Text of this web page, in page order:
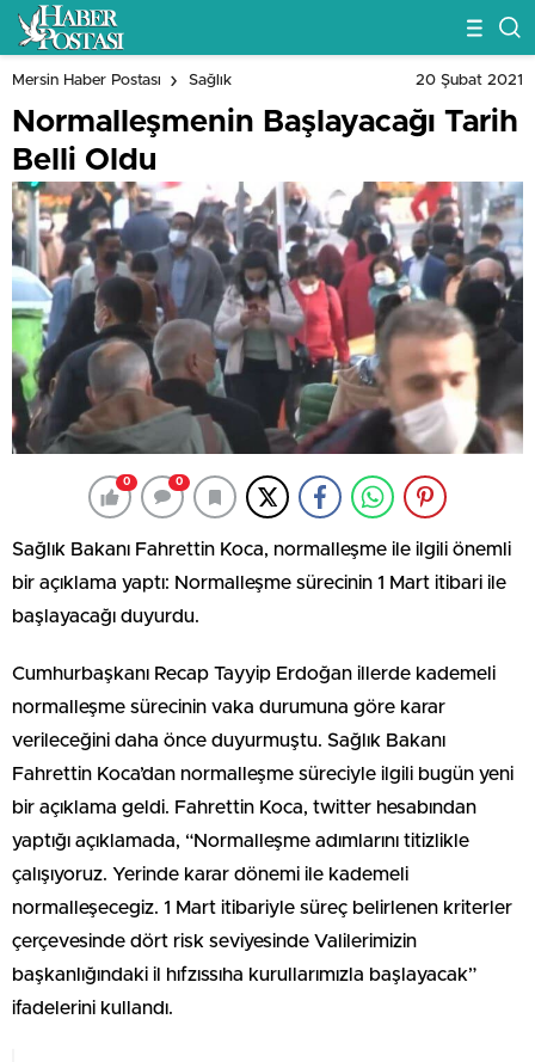
Mersin Haber Postası Sağlık 20 Şubat 2021
Normalleşmenin Başlayacağı Tarih
Belli Oldu
0 0
Sağlık Bakanı Fahrettin Koca, normalleşme ile ilgili önemli
bir açıklama yaptı: Normalleşme sürecinin 1 Mart itibari ile
başlayacağı duyurdu.
Cumhurbaşkanı Recap Tayyip Erdoğan illerde kademeli
normalleşme sürecinin vaka durumuna göre karar
verileceğini daha önce duyurmuştu. Sağlık Bakanı
Fahrettin Koca’dan normalleşme süreciyle ilgili bugün yeni
bir açıklama geldi. Fahrettin Koca, twitter hesabından
yaptığı açıklamada, “Normalleşme adımlarını titizlikle
çalışıyoruz. Yerinde karar dönemi ile kademeli
normalleşecegiz. 1 Mart itibariyle süreç belirlenen kriterler
çerçevesinde dört risk seviyesinde Valilerimizin
başkanlığındaki il hıfzıssıha kurullarımızla başlayacak”
ifadelerini kullandı.